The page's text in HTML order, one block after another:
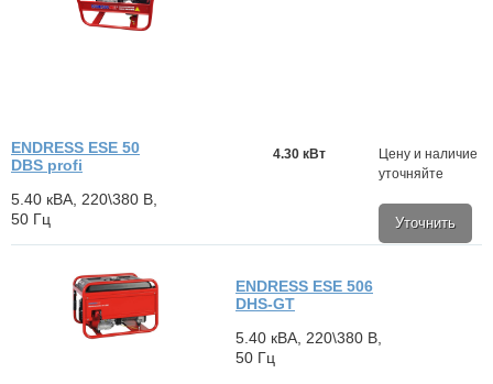
ENDRESS ESE 50
DBS profi
5.40 кВА, 220\380 В,
50 Гц
Цену и наличие
уточняйте
Уточнить
4.30 кВт
ENDRESS ESE 506
DHS-GT
5.40 кВА, 220\380 В,
50 Гц